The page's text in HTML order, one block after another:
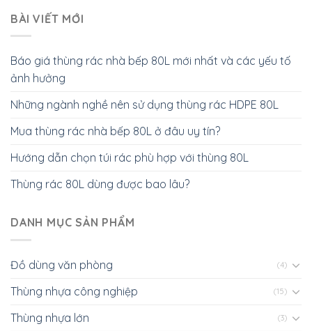
BÀI VIẾT MỚI
Báo giá thùng rác nhà bếp 80L mới nhất và các yếu tố
ảnh hưởng
Những ngành nghề nên sử dụng thùng rác HDPE 80L
Mua thùng rác nhà bếp 80L ở đâu uy tín?
Hướng dẫn chọn túi rác phù hợp với thùng 80L
Thùng rác 80L dùng được bao lâu?
DANH MỤC SẢN PHẨM
Đồ dùng văn phòng (4)
Thùng nhựa công nghiệp (15)
Thùng nhựa lớn (3)